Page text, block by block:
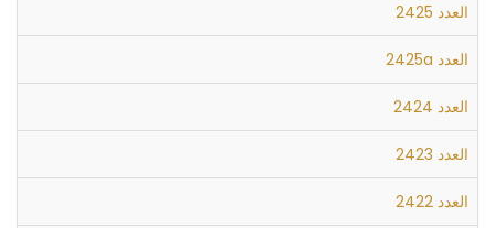
العدد 2425
العدد 2425a
العدد 2424
العدد 2423
العدد 2422